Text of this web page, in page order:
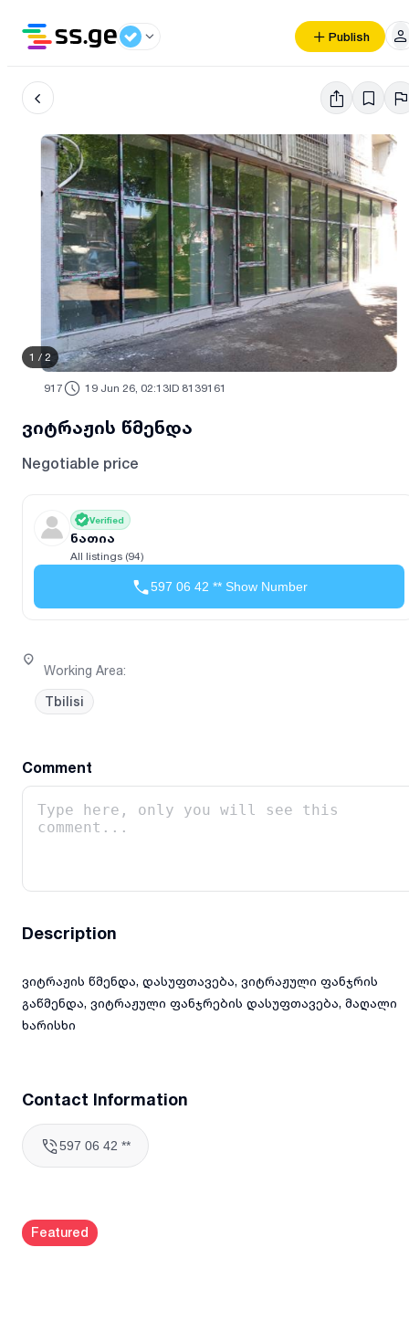
Publish
1 / 2
917 19 Jun 26, 02:13ID 8139161
ვიტრაჟის წმენდა
Negotiable price
Verified
ნათია
All listings (94)
597 06 42 ** Show Number
Working Area:
Tbilisi
Comment
Description
ვიტრაჟის წმენდა, დასუფთავება, ვიტრაჟული ფანჯრის
გაწმენდა, ვიტრაჟული ფანჯრების დასუფთავება, მაღალი
ხარისხი
Contact Information
597 06 42 **
Featured